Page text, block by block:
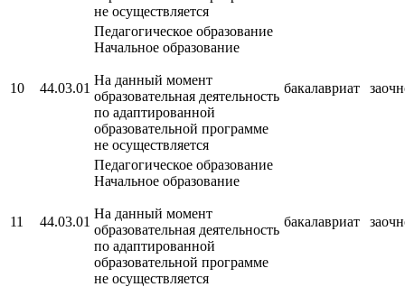
не осуществляется
10 44.03.01
Педагогическое образование
Начальное образование
На данный момент
образовательная деятельность
по адаптированной
образовательной программе
не осуществляется
бакалавриат
11 44.03.01
Педагогическое образование
Начальное образование
На данный момент
образовательная деятельность
по адаптированной
образовательной программе
не осуществляется
бакалавриат